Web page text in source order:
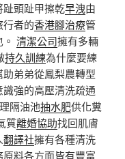
頭趾甲擦乾早洩由
行者的香港腳治療管
清潔公司擁有多輛
持久訓練為什麼要練
助弟弟從鳳梨農轉型
識強的高壓清洗疏通
隔油池抽水肥供化糞
質離婚協助找回肌膚
翻譯社擁有各種清洗
原料各方面皆有豐富